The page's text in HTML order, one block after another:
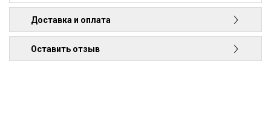
Доставка и оплата
Оставить отзыв